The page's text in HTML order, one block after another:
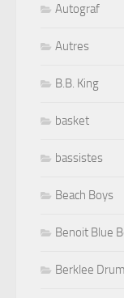
Autograf
Autres
B.B. King
basket
bassistes
Beach Boys
Benoit Blue
Berklee